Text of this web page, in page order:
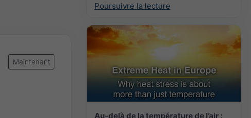
Poursuivre la lecture
Au-delà de la température de l’air :
Maintenant